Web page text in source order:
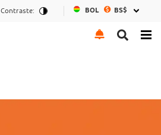
Contraste: BOL BS$